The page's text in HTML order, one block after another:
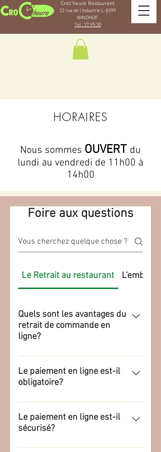
Croc'heure Restaurant
22 rue de l'Industrie L-8399
WINDHOF
Tel : 27.95.30
HORAIRES
Nous sommes OUVERT du
lundi au vendredi de 11h00 à
14h00
Foire aux questions
Le Retrait au restaurant
Quels sont les avantages du
retrait de commande en
ligne?
Vous n'attendez pas au comptoir.
Vos produits seront prêts à l'heure
indiquée lors de la commande.
Le paiement en ligne est-il
obligatoire?
Oui! Toute commande en ligne doit
être payée par carte bancaire ou
par Paypal. Seul le paiement valide
Le paiement en ligne est-il
sécurisé?